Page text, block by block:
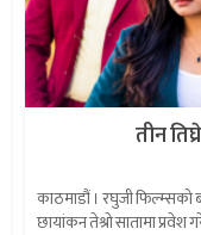
तीन
काठमाडौं । रघुजी फिल्म्सको
छायांकन तेश्रो सातामा